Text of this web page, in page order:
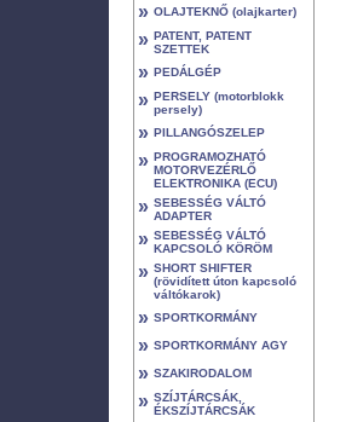
» OLAJTEKNŐ (olajkarter)
» PATENT, PATENT
SZETTEK
» PEDÁLGÉP
» PERSELY (motorblokk
persely)
» PILLANGÓSZELEP
» PROGRAMOZHATÓ
MOTORVEZÉRLŐ
ELEKTRONIKA (ECU)
» SEBESSÉG VÁLTÓ
ADAPTER
» SEBESSÉG VÁLTÓ
KAPCSOLÓ KÖRÖM
» SHORT SHIFTER
(rövidített úton kapcsoló
váltókarok)
» SPORTKORMÁNY
» SPORTKORMÁNY AGY
» SZAKIRODALOM
» SZÍJTÁRCSÁK,
ÉKSZÍJTÁRCSÁK